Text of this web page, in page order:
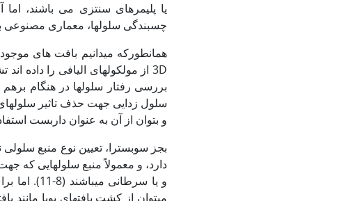
یا پلیمرهای سنتزی می باشند، اما
چسبندگی سلول‏ها، معماری مصنوعی
بررسی رفتار سلول‏ها در هنگام
و بتوان از آن به عنوان داربست استفاده نمود
بجز سوبسترا، تعیین نوع منبع
دارد، و معمولاً منبع سلول‏هایی که
و یا سرطانی می‏باشند (8-11). اما برای شبیه سازی هر چه بیشتر شرایط حاکم بر سلول‏ها در شرایط
می‏توان از کشت بافت‏های پویا مانند